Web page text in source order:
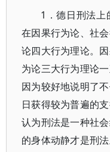
1．德日刑法上
在因果行为论、社
论四大行为理论。
为论三大行为理论
因为较好地说明了
日获得较为普遍的
认为刑法是一种社
的身体动静才是刑